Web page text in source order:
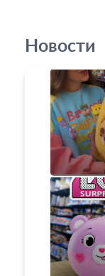
Новости